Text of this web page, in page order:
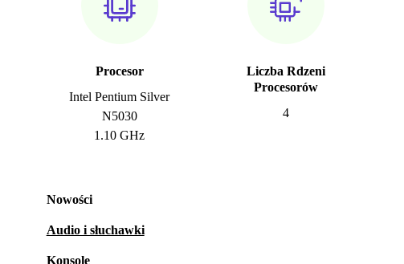
Procesor
Intel Pentium Silver
N5030
1.10 GHz
Liczba Rdzeni
Procesorów
4
Nowości
Audio i słuchawki
Konsole